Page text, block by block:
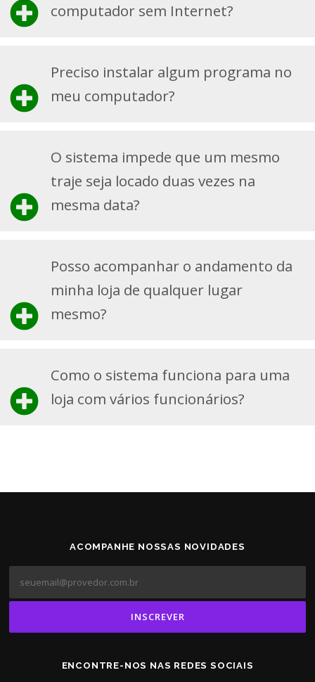
computador sem Internet?
Preciso instalar algum programa no
meu computador?
O sistema impede que um mesmo
traje seja locado duas vezes na
mesma data?
Posso acompanhar o andamento da
minha loja de qualquer lugar
mesmo?
Como o sistema funciona para uma
loja com vários funcionários?
ACOMPANHE NOSSAS NOVIDADES
ENCONTRE-NOS NAS REDES SOCIAIS